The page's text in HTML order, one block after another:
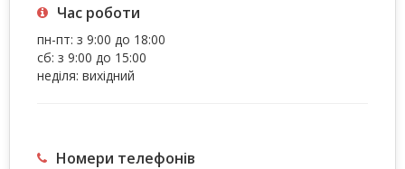
Час роботи
пн-пт: з 9:00 до 18:00
сб: з 9:00 до 15:00
неділя: вихідний
Номери телефонів